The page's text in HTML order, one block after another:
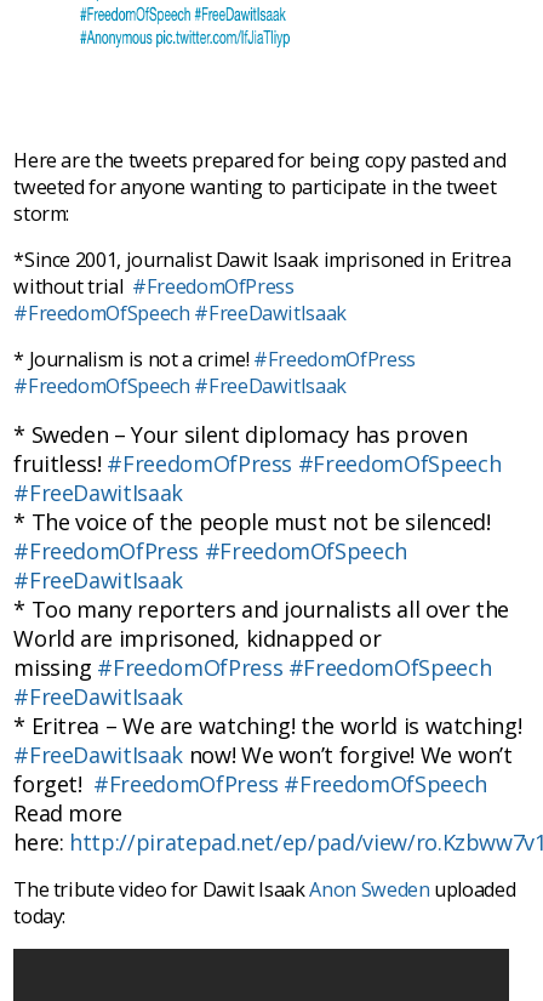
Here are the tweets prepared for being copy pasted and
tweeted for anyone wanting to participate in the tweet
storm:
*Since 2001, journalist Dawit Isaak imprisoned in Eritrea
without trial #FreedomOfPress
#FreedomOfSpeech #FreeDawitIsaak
* Journalism is not a crime! #FreedomOfPress
#FreedomOfSpeech #FreeDawitIsaak
* Sweden – Your silent diplomacy has proven
fruitless! #FreedomOfPress #FreedomOfSpeech
#FreeDawitIsaak
* The voice of the people must not be silenced!
#FreedomOfPress #FreedomOfSpeech
#FreeDawitIsaak
* Too many reporters and journalists all over the
World are imprisoned, kidnapped or
missing #FreedomOfPress #FreedomOfSpeech
#FreeDawitIsaak
* Eritrea – We are watching! the world is watching!
#FreeDawitIsaaknow! We won’t forgive! We won’t
forget! #FreedomOfPress #FreedomOfSpeech
Read more
here: http://piratepad.net/ep/pad/view/
The tribute video for Dawit IsaakAnon Sweden uploaded
today: